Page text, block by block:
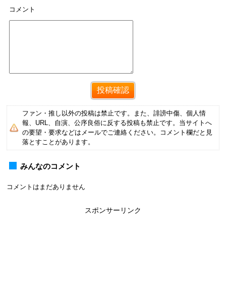
コメント
ファン・推し以外の投稿は禁止です。また、誹謗中傷、個人情
報、URL、自演、公序良俗に反する投稿も禁止です。当サイトへ
の要望・要求などはメールでご連絡ください。コメント欄だと見
落とすことがあります。
みんなのコメント
コメントはまだありません
スポンサーリンク